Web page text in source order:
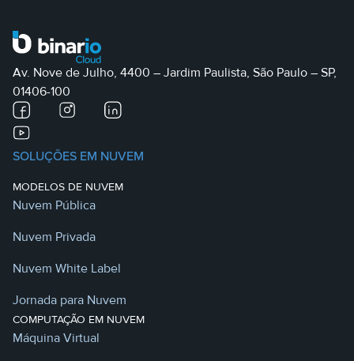
Av. Nove de Julho, 4400 – Jardim Paulista, São Paulo – SP,
01406-100
SOLUÇÕES EM NUVEM
MODELOS DE NUVEM
Nuvem Pública
Nuvem Privada
Nuvem White Label
Jornada para Nuvem
COMPUTAÇÃO EM NUVEM
Máquina Virtual